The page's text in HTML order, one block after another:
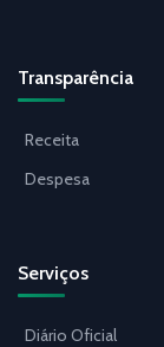
Transparência
Receita
Despesa
Serviços
Diário Oficial